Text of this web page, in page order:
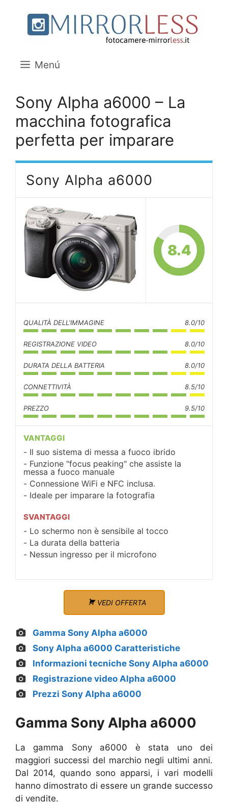
contenido
Menú
Sony Alpha a6000 – La
macchina fotografica
perfetta per imparare
Sony Alpha a6000
8.4
QUALITÀ DELL'IMMAGINE 8.0/10
REGISTRAZIONE VIDEO 8.0/10
DURATA DELLA BATTERIA 8.0/10
CONNETTIVITÀ 8.5/10
PREZZO 9.5/10
VANTAGGI
Il suo sistema di messa a fuoco ibrido
Funzione "focus peaking" che assiste la
messa a fuoco manuale
Connessione WiFi e NFC inclusa.
Ideale per imparare la fotografia
SVANTAGGI
Lo schermo non è sensibile al tocco
La durata della batteria
Nessun ingresso per il microfono
VEDI OFFERTA
Gamma Sony Alpha a6000
Sony Alpha a6000 Caratteristiche
Informazioni tecniche Sony Alpha a6000
Registrazione video Alpha a6000
Prezzi Sony Alpha a6000
Gamma Sony Alpha a6000
La gamma Sony a6000 è stata uno dei
maggiori successi del marchio negli ultimi anni.
Dal 2014, quando sono apparsi, i vari modelli
hanno dimostrato di essere un grande successo
di vendite.